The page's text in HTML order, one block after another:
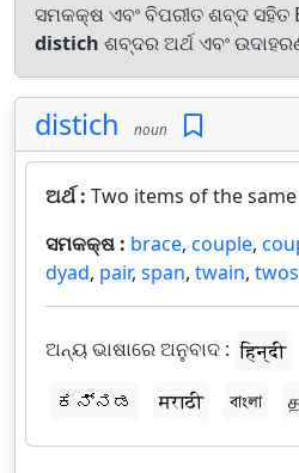
ସମକକ୍ଷ ଏବଂ ବିପରୀତ ଶବ୍ଦ ସହିତ
distich ଶବ୍ଦର ଅର୍ଥ ଏବଂ
distich noun
ଅର୍ଥ : Two items of the
ସମକକ୍ଷ : brace, couple,
dyad, pair, span, twain,
ଅନ୍ୟ ଭାଷାରେ ଅନୁବାଦ : हिन्दी
ಕನ್ನಡ
मराठी বাংলা